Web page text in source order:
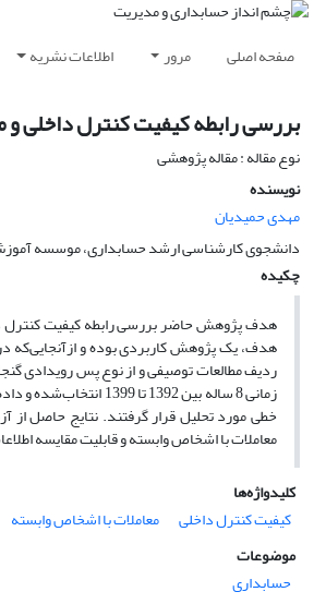
صفحه اصلی مرور اطلاعات نشریه
بررسی رابطه کیفیت کنترل داخلی و
نوع مقاله : مقاله پژوهشی
نویسنده
مهدی حمیدیان
دانشجوی کارشناسی ارشد حسابداری، موسسه آموزش
چکیده
هدف پژوهش حاضر بررسی رابطه کیفیت کنترل
هدف، یک پژوهش کاربردی بوده و ازآنجایی‌که
زمانی 8 ساله بین
خطی مورد تحلیل قرار گرفتند. نتایج حاصل از
معاملات با اشخاص وابسته و قابلیت مقایسه
کلیدواژه‌ها
کیفیت کنترل داخلی
معاملات با اشخاص وابسته
موضوعات
حسابداری